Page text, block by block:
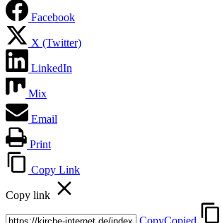
Facebook
X (Twitter)
LinkedIn
Mix
Email
Print
Copy Link
Copy link
CopyCopied